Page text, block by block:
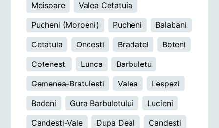
Meisoare
Valea Cetatuia
Pucheni (Moroeni)
Pucheni
Balabani
Cetatuia
Oncesti Bradatel
Boteni
Cotenesti
Lunca
Barbuletu
Gemenea-Bratulesti
Valea
Lespezi
Badeni
Gura Barbuletului
Lucieni
Candesti-Vale
Dupa Deal
Candesti